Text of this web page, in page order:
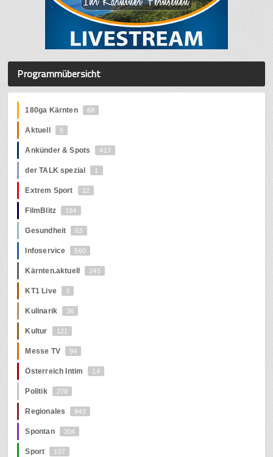
Programmübersicht
180ga Kärnten 68
Aktuell 5
Ankünder & Spots 417
der TALK spezial 1
Extrem Sport 22
FilmBlitz 194
Gesundheit 63
Infoservice 560
Kärnten.aktuell 245
KT1 Live 3
Kulinarik 36
Kultur 121
Messe TV 94
Österreich Intim 14
Politik 278
Regionales 940
Spontan 204
Sport 107